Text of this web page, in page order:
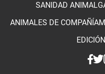
SANIDAD ANIMAL
ANIMALES DE COMPAÑÍA